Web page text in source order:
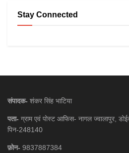
Stay Connected
संपादक- शंकर सिंह भाटिया
पता- ग्राम एवं पोस्ट आफिस- नागल ज्वालापुर,
पिन-248140
फ़ोन- 9837887384